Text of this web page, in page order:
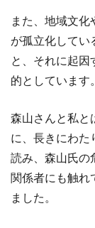
また、地域文
が孤立化してい
と、それに起因
的としています。
森山さんと私と
に、長きにわた
読み、森山氏の
関係者にも触れ
ました。